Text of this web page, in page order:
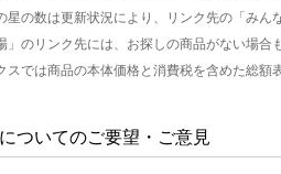
の数は更新状況により、リンク先の「みん
のリンク先には、お探しの商品がない場合
では商品の本体価格と消費税を含めた総額
ついてのご要望・ご意見